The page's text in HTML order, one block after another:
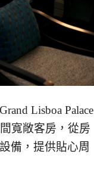
Lisboa Palace
寬敞客房，從房
備，提供貼心周